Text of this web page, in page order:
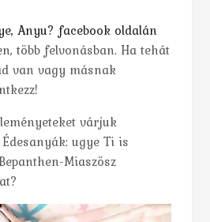
Anyu? facebook oldalán
több felvonásban. Ha tehát
van vagy másnak
várjuk
ugye Ti is
Miaszösz